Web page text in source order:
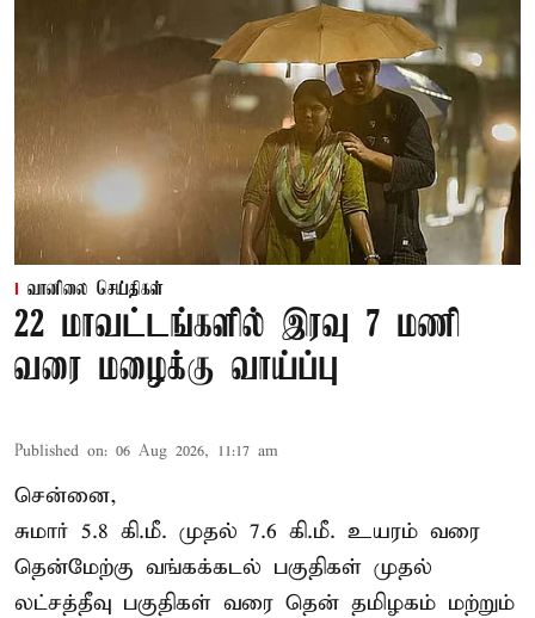
வானிலை செய்திகள்
22 மாவட்டங்களில் இரவு 7 மணி
வரை மழைக்கு வாய்ப்பு
Published on: 06 Aug 2026, 11:17 am
சென்னை,
சுமார் 5.8 கி.மீ. முதல் 7.6 கி.மீ. உயரம் வரை
தென்மேற்கு வங்கக்கடல் பகுதிகள் முதல்
லட்சத்தீவு பகுதிகள் வரை தென் தமிழகம் மற்றும்